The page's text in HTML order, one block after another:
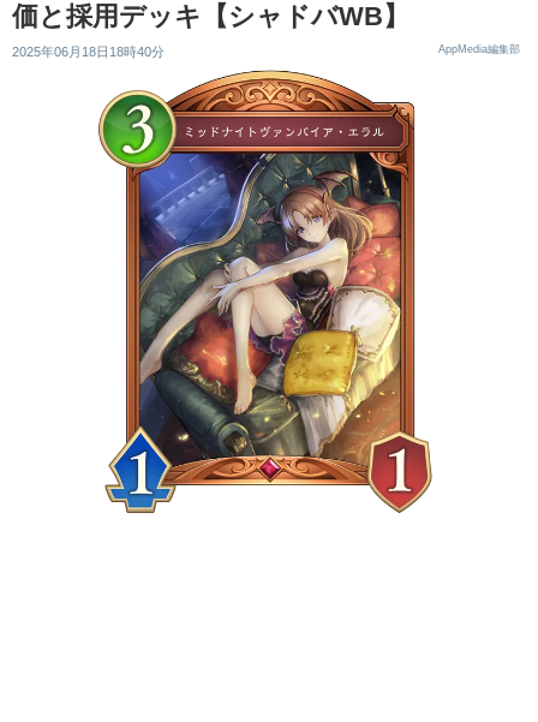
価と採用デッキ【シャドバWB】
2025年06月18日18時40分 AppMedia編集部